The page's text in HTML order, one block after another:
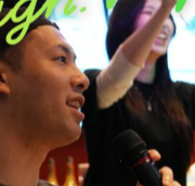
関連タグ
#バー